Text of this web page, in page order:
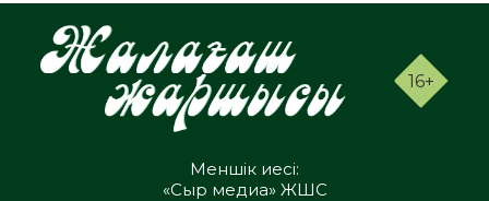
16+
Меншік иесі:
«Сыр медиа» ЖШС